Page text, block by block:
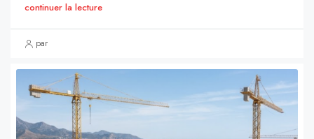
continuer la lecture
par